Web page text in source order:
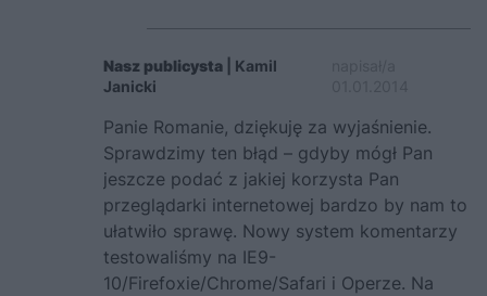
Nasz publicysta | Kamil
Janicki
Panie Romanie, dziękuję za wyjaśnienie.
Sprawdzimy ten błąd – gdyby mógł Pan
jeszcze podać z jakiej korzysta Pan
przeglądarki internetowej bardzo by nam to
ułatwiło sprawę. Nowy system komentarzy
testowaliśmy na IE9-
10/Firefoxie/Chrome/Safari i Operze. Na